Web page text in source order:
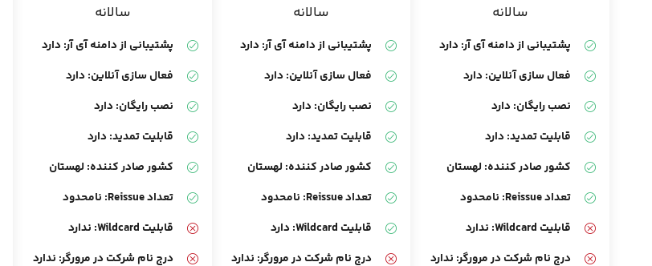
سالانه
پشتیبانی از دامنه آی آر: دارد
فعال سازی آنلاین: دارد
نصب رایگان: دارد
قابلیت تمدید: دارد
کشور صادر کننده: لهستان
تعداد Reissue: نامحدود
قابلیت Wildcard: ندارد
درج نام شرکت در مرورگر: ندارد
سالانه
پشتیبانی از دامنه آی آر: دارد
فعال سازی آنلاین: دارد
نصب رایگان: دارد
قابلیت تمدید: دارد
کشور صادر کننده: لهستان
تعداد Reissue: نامحدود
قابلیت Wildcard: دارد
درج نام شرکت در مرورگر: ندارد
سالانه
پشتیبانی از دامنه آی آر: دارد
فعال سازی آنلاین: دارد
نصب رایگان: دارد
قابلیت تمدید: دارد
کشور صادر کننده: لهستان
تعداد Reissue: نامحدود
قابلیت Wildcard: ندارد
درج نام شرکت در مرورگر: ندارد